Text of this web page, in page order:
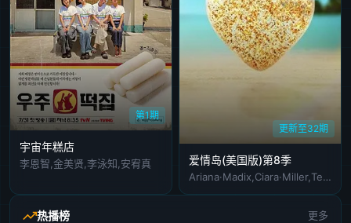
第1期
宇宙年糕店
李恩智,金美贤,李泳知,安宥真
更新至32期
爱情岛(美国版)第8季
Ariana·Madix,Ciara·Miller,Tefi·Pessoa
热播榜 更多